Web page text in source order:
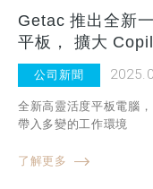
Getac 推出全新
平板， 擴大
公司新聞
全新高靈活度平板電腦
帶入多變的工作環境
了解更多